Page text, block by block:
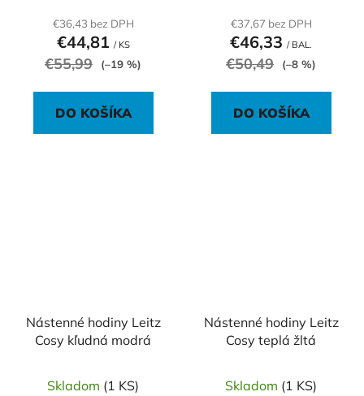
€36,43 bez DPH
€44,81 / KS
€55,99 (–19 %)
DO KOŠÍKA
€37,67 bez DPH
€46,33 / BAL.
€50,49 (–8 %)
DO KOŠÍKA
Nástenné hodiny Leitz
Cosy kľudná modrá
Skladom (1 KS)
Nástenné hodiny Leitz
Cosy teplá žltá
Skladom (1 KS)